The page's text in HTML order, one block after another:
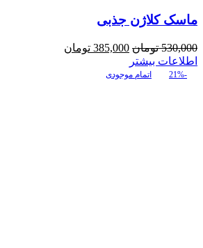
ماسک کلاژن جذبی
530,000 تومان قیمت
385,000 تومان
اطلاعات بیشتر
-21% اتمام موجودی